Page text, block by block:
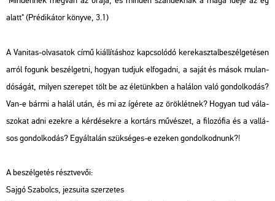
alatt" (Pré­di­ká­tor köny­ve, 3.1)
A Vanit­as-ol­va­sa­tok című ki­ál­lí­tás­hoz kap­cso­ló­dó ke­rek­asz­tal­be­szél­ge­té­sen
arról fo­gunk be­szél­get­ni, ho­gyan tud­juk el­fo­gad­ni, a saját és mások mu­lan­
dó­sá­gát, mi­lyen sze­re­pet tölt be az éle­tünk­ben a ha­lá­lon való gon­dol­ko­dás?
Van-e bármi a halál után, és mi az ígé­re­te az örök­lét­nek? Ho­gyan tud vá­la­
szo­kat adni ezek­re a kér­dé­sek­re a kor­társ mű­vé­szet, a fi­lo­zó­fia és a val­lá­
sos gon­dol­ko­dás? Egy­ál­ta­lán szük­sé­ges-e eze­ken gon­dol­kod­nunk?!
A be­szél­ge­tés részt­ve­vői:
Sajgó Sza­bolcs, je­zsu­i­ta szer­ze­tes